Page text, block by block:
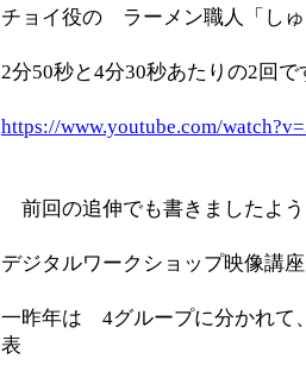
チョイ役の ラーメン職人「し
2分50秒と4分30秒あたりの2回で
https://www.youtube.com/
前回の追伸でも書きましたよ
デジタルワークショップ映像講
一昨年は 4グループに分かれて
表